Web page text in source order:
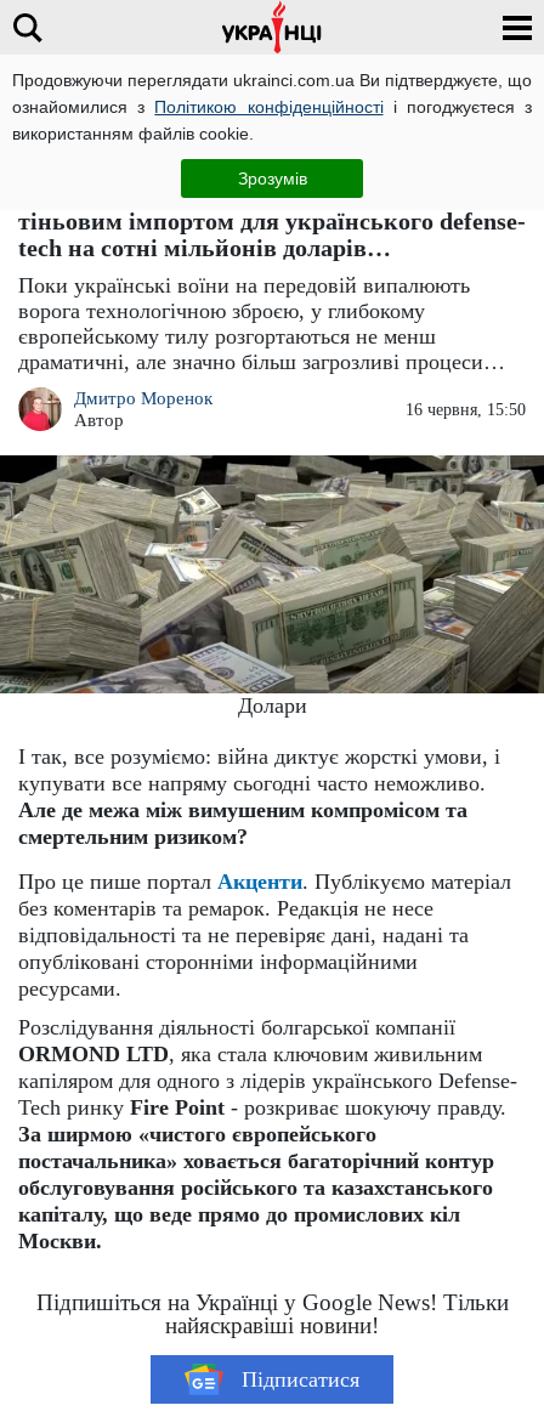
Продовжуючи переглядати ukrainci.com.ua Ви підтверджуєте, що
ознайомилися з Політикою конфіденційностіі погоджуєтеся з
використанням файлів cookie.
Зрозумів
Компромат
Балканський транзит з московським
присмаком: ЗМІ пояснили, хто стоїть за
тіньовим імпортом для українського defense-
tech на сотні мільйонів доларів…
Поки українські воїни на передовій випалюють
ворога технологічною зброєю, у глибокому
європейському тилу розгортаються не менш
драматичні, але значно більш загрозливі процеси…
Дмитро Моренок
Автор
16 червня, 15:50
Долари
І так, все розуміємо: війна диктує жорсткі умови, і
купувати все напряму сьогодні часто неможливо.
Але де межа між вимушеним компромісом та
смертельним ризиком?
Про це пише портал Акценти. Публікуємо матеріал
без коментарів та ремарок. Редакція не несе
відповідальності та не перевіряє дані, надані та
опубліковані сторонніми інформаційними
ресурсами.
Розслідування діяльності болгарської компанії
ORMOND LTD, яка стала ключовим живильним
капіляром для одного з лідерів українського Defense-
Tech ринку Fire Point - розкриває шокуючу правду.
За ширмою «чистого європейського
постачальника» ховається багаторічний контур
обслуговування російського та казахстанського
капіталу, що веде прямо до промислових кіл
Москви.
Підпишіться на Українці у Google News! Тільки
найяскравіші новини!
Підписатися